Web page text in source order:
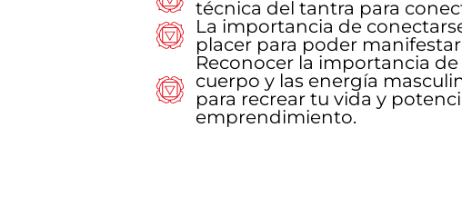
técnica del tantra para
La importancia de
placer para poder
Reconocer la importancia
cuerpo y las energía
para recrear tu vida y
emprendimiento.